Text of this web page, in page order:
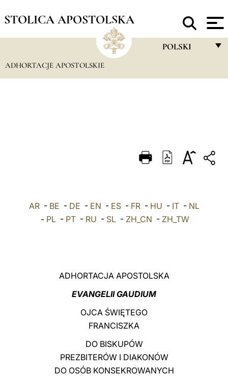
STOLICA APOSTOLSKA
POLSKI
DEUTSCH
العربيّة
中文
ADHORTACJE APOSTOLSKIE
AR- BE - DE - EN - ES- FR- HU - IT- NL
- PL - PT - RU - SL - ZH_CN - ZH_TW
ADHORTACJA APOSTOLSKA
EVANGELII GAUDIUM
OJCA ŚWIĘTEGO
FRANCISZKA
DO BISKUPÓW
PREZBITERÓW I DIAKONÓW
DO OSÓB KONSEKROWANYCH